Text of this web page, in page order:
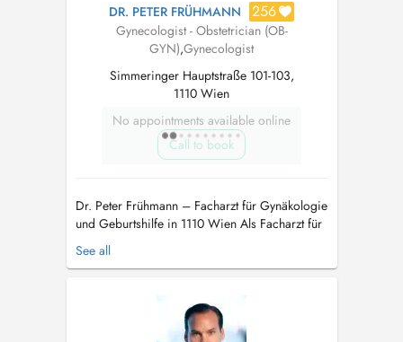
DR. PETER FRÜHMANN 256
Gynecologist - Obstetrician (OB-
GYN),Gynecologist
Simmeringer Hauptstraße 101-103,
1110 Wien
No appointments available online
Call to book
Dr. Peter Frühmann – Facharzt für Gynäkologie
und Geburtshilfe in 1110 Wien Als Facharzt für
Gynäkologie und Geburtshilfe stehe ich Ihnen
bei Themen rund um Vorsorgeuntersuchungen,
unserer Website können Sie sich gern im
Vorfeld ausführlich mit unserem...
See all